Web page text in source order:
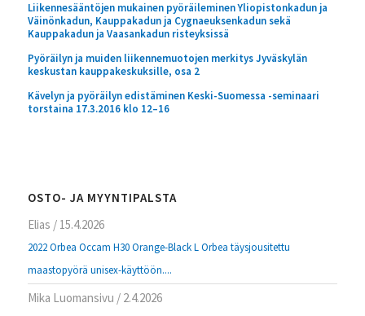
Liikennesääntöjen mukainen pyöräileminen Yliopistonkadun ja
Väinönkadun, Kauppakadun ja Cygnaeuksenkadun sekä
Kauppakadun ja Vaasankadun risteyksissä
Pyöräilyn ja muiden liikennemuotojen merkitys Jyväskylän
keskustan kauppakeskuksille, osa 2
Kävelyn ja pyöräilyn edistäminen Keski-Suomessa -seminaari
torstaina 17.3.2016 klo 12–16
OSTO- JA MYYNTIPALSTA
Elias / 15.4.2026
2022 Orbea Occam H30 Orange-Black L Orbea täysjousitettu
maastopyörä unisex-käyttöön....
Mika Luomansivu / 2.4.2026